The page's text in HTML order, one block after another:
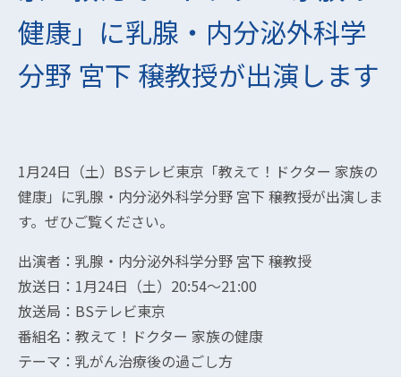
健康」に乳腺・内分泌外科学
分野 宮下 穣教授が出演します
1月24日（土）BSテレビ東京「教えて！ドクター 家族の
健康」に乳腺・内分泌外科学分野 宮下 穣教授が出演しま
す。ぜひご覧ください。
出演者：乳腺・内分泌外科学分野 宮下 穣教授
放送日：1月24日（土）20:54～21:00
放送局：BSテレビ東京
番組名：教えて！ドクター 家族の健康
テーマ：乳がん治療後の過ごし方